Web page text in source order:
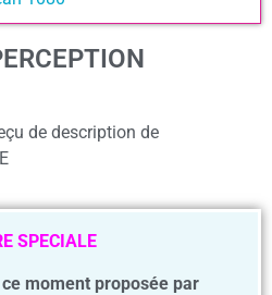
de description de
SPECIALE
moment proposée par